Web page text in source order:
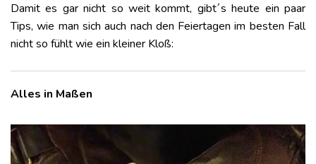
Damit es gar nicht so weit kommt, gibt´s heute ein paar
Tips, wie man sich auch nach den Feiertagen im besten Fall
nicht so fühlt wie ein kleiner Kloß:
Alles in Maßen